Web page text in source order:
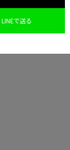
LINEで送る